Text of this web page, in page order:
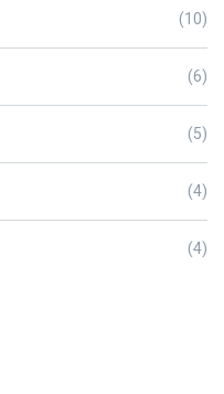
(10)
(6)
(5)
(4)
(4)